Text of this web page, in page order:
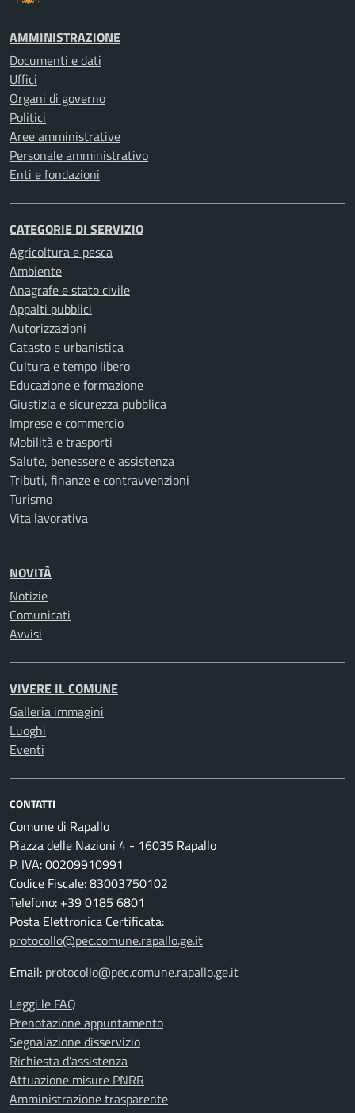
AMMINISTRAZIONE
Documenti e dati
Uffici
Organi di governo
Politici
Aree amministrative
Personale amministrativo
Enti e fondazioni
CATEGORIE DI SERVIZIO
Agricoltura e pesca
Ambiente
Anagrafe e stato civile
Appalti pubblici
Autorizzazioni
Catasto e urbanistica
Cultura e tempo libero
Educazione e formazione
Giustizia e sicurezza pubblica
Imprese e commercio
Mobilità e trasporti
Salute, benessere e assistenza
Tributi, finanze e contravvenzioni
Turismo
Vita lavorativa
NOVITÀ
Notizie
Comunicati
Avvisi
VIVERE IL COMUNE
Galleria immagini
Luoghi
Eventi
CONTATTI
Comune di Rapallo
Piazza delle Nazioni 4 - 16035 Rapallo
P. IVA: 00209910991
Codice Fiscale: 83003750102
Telefono: +39 0185 6801
Posta Elettronica Certificata:
protocollo@pec.comune.rapallo.ge.it
Email: protocollo@pec.comune.rapallo.ge.it
Leggi le FAQ
Prenotazione appuntamento
Segnalazione disservizio
Richiesta d'assistenza
Attuazione misure PNRR
Amministrazione trasparente